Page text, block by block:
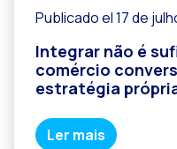
Publicado el 17 de
Integrar não é
comércio
estratégia
Ler mais